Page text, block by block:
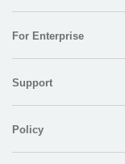
For Enterprise
Support
Policy